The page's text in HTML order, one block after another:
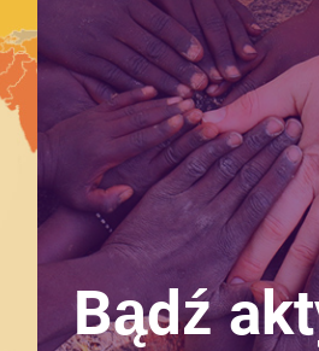
Bądź